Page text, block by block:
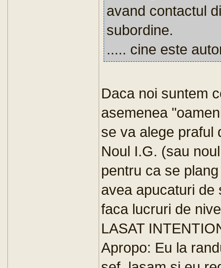
avand contactul
subordine.
..... cine este
Daca noi suntem
asemenea
se va alege praful
Noul I.G. (sau
pentru ca se
avea apucaturi de
faca lucruri de
LASAT
Apropo: Eu la